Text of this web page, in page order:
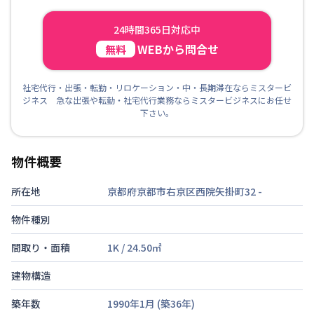
24時間365日対応中
無料 WEBから問合せ
社宅代行・出張・転勤・リロケーション・中・長期滞在ならミスタービ
ジネス 急な出張や転勤・社宅代行業務ならミスタービジネスにお任せ
下さい。
物件概要
所在地 京都府京都市右京区西院矢掛町32 -
物件種別
間取り・面積
1K / 24.50㎡
建物構造
築年数
1990年1月 (築36年)